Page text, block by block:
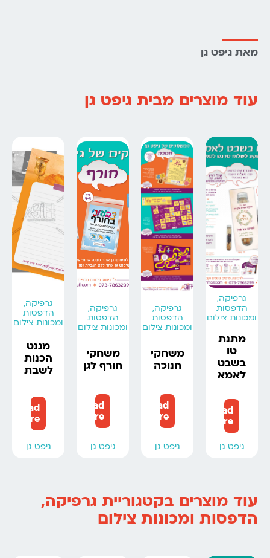
מאת גיפט גן
עוד מוצרים מבית גיפט גן
גרפיקה,
הדפסות
ומכונות צילום
מתנת
טו
בשבט
לאמא
Read
more
גיפט גן
גרפיקה,
הדפסות
ומכונות צילום
משחקי
חנוכה
Read
more
גיפט גן
גרפיקה,
הדפסות
ומכונות צילום
משחקי
חורף לגן
Read
more
גיפט גן
גרפיקה,
הדפסות
ומכונות צילום
מגנט
הכנות
לשבת
Read
more
גיפט גן
עוד מוצרים בקטגוריית גרפיקה,
הדפסות ומכונות צילום